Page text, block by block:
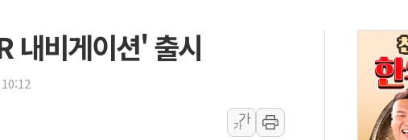
[인도증시] 중동 불안 속 유가 상승에 소폭 하락...금융주 낙폭 커
황희 '폐버스 청년주택' SNS 글 역풍에 "정부정책 아냐" 해명
폭염 누그러지고 가뭄 숙지나...경북동해안권 8~9일 최대 100mm
사우디·튀르키예·파키스탄, '공동방위협정' 체결… 수니파 국가들
신길동 신축도 3.3㎡당 7250만원…써밋 클라비온 59㎡ 18억원대
내비게이션' 출시
가
가